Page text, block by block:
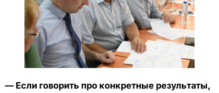
— Если говорить про конкретные результаты,